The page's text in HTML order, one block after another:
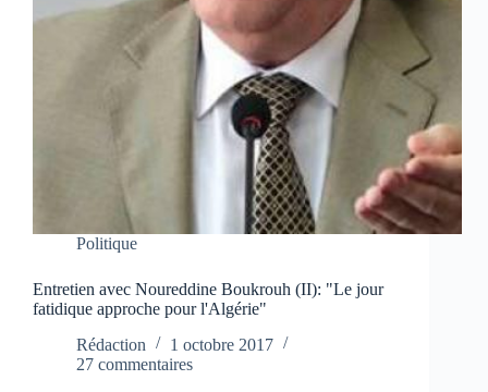
Politique
Entretien avec Noureddine Boukrouh (II): "Le jour
fatidique approche pour l'Algérie"
Rédaction
1 octobre 2017
27 commentaires